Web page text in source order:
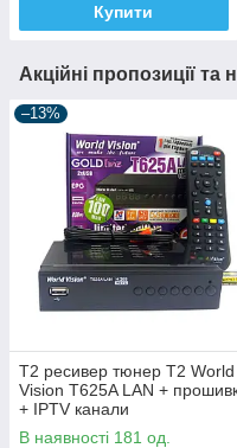
Купити
Акційні пропозиції та
–13%
Т2 ресивер тюнер T2 World
Vision T625A LAN +
+ IPTV канали
В наявності 181 од.